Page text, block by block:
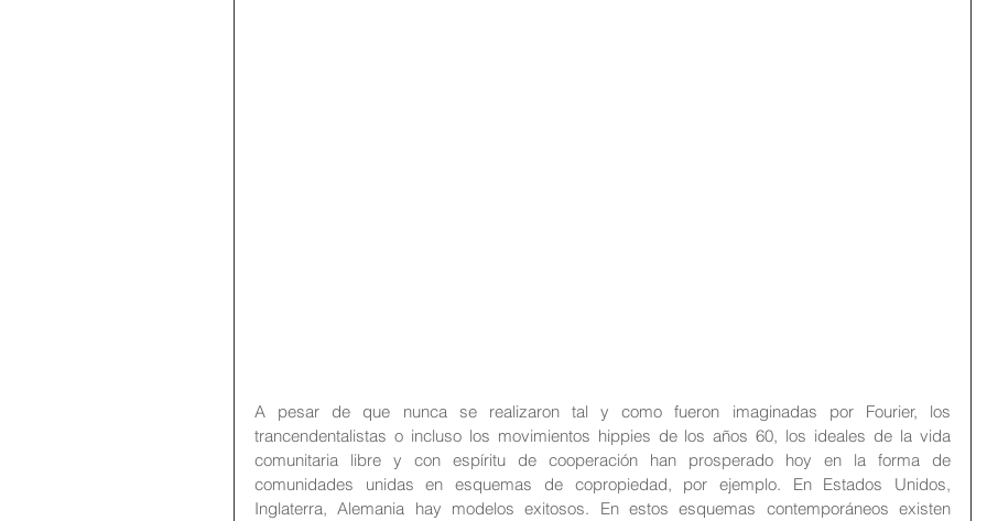
A pesar de que nunca se realizaron tal y como fueron imaginadas por Fourier, los
trancendentalistas o incluso los movimientos hippies de los años 60, los ideales de la vida
comunitaria libre y con espíritu de cooperación han prosperado hoy en la forma de
comunidades unidas en esquemas de copropiedad, por ejemplo. En Estados Unidos,
Inglaterra, Alemania hay modelos exitosos. En estos esquemas contemporáneos existen